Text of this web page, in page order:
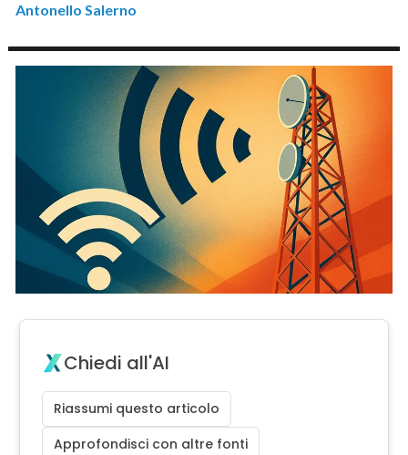
Antonello Salerno
Chiedi all'AI
Riassumi questo articolo
Approfondisci con altre fonti